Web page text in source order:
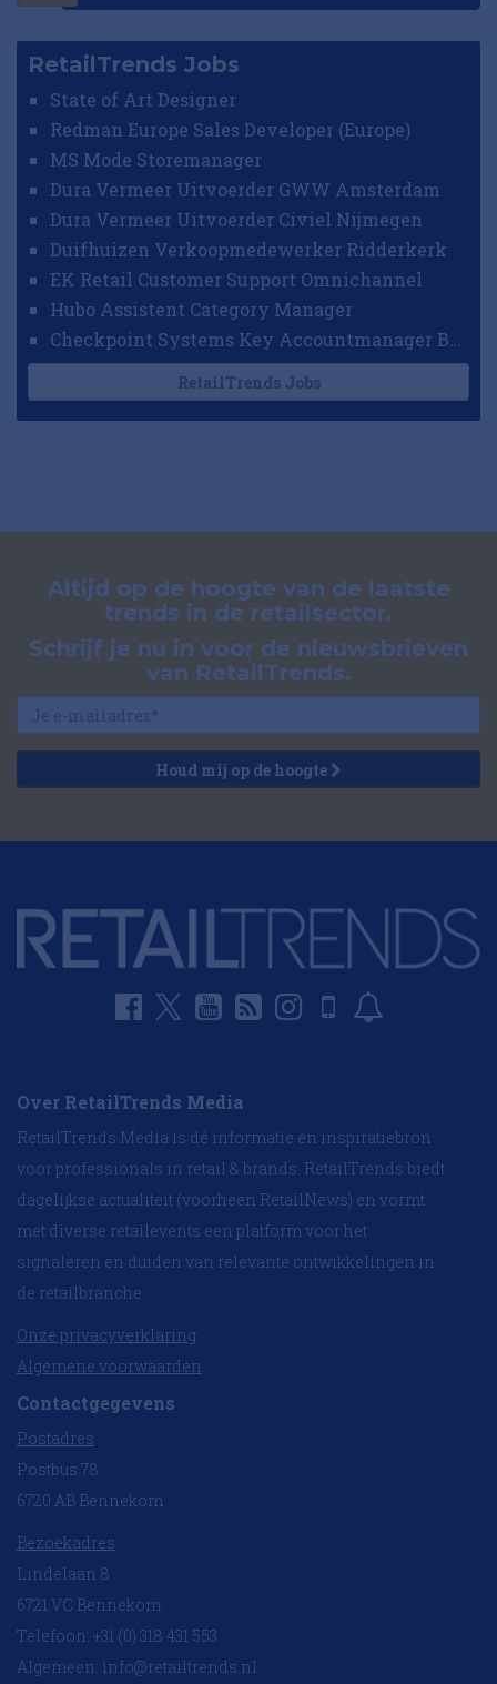
RetailTrends Jobs
State of Art Designer
Redman Europe Sales Developer (Europe)
MS Mode Storemanager
Dura Vermeer Uitvoerder GWW Amsterdam
Dura Vermeer Uitvoerder Civiel Nijmegen
Duifhuizen Verkoopmedewerker Ridderkerk
EK Retail Customer Support Omnichannel
Hubo Assistent Category Manager
Checkpoint Systems Key Accountmanager Benelux
RetailTrends Jobs
Altijd op de hoogte van de laatste
trends in de retailsector.
Schrijf je nu in voor de nieuwsbrieven
van RetailTrends.
Houd mij op de hoogte
Over RetailTrends Media
RetailTrends Media is dé informatie en inspiratiebron
voor professionals in retail & brands. RetailTrends biedt
dagelijkse actualiteit (voorheen RetailNews) en vormt
met diverse retailevents een platform voor het
signaleren en duiden van relevante ontwikkelingen in
de retailbranche.
Onze privacyverklaring
Algemene voorwaarden
Contactgegevens
Postadres
Postbus 78
6720 AB Bennekom
Bezoekadres
Lindelaan 8
6721 VC Bennekom
Telefoon: +31 (0) 318 431 553
Algemeen: info@retailtrends.nl